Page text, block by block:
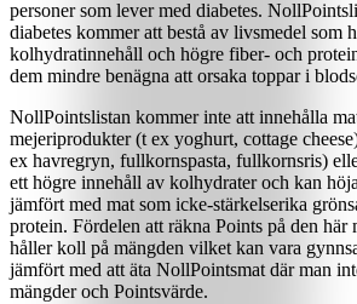
personer som lever med diabetes.
diabetes kommer att bestå av livsmedel som
kolhydratinnehåll och högre fiber- och
dem mindre benägna att orsaka toppar i
NollPointslistan kommer inte att innehålla
mejeriprodukter (t ex yoghurt, cottage
ex havregryn, fullkornspasta, fullkornsris)
ett högre innehåll av kolhydrater och kan
jämfört med mat som icke-stärkelserika
protein. Fördelen att räkna Points på den här
håller koll på mängden vilket kan vara
jämfört med att äta NollPointsmat där man
mängder och Pointsvärde.